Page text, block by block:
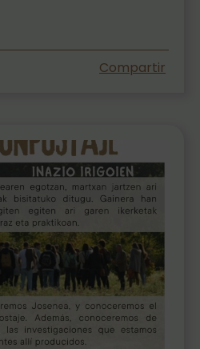
Compartir